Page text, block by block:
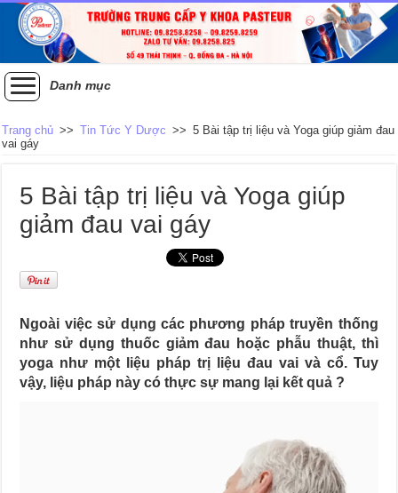
Danh mục
Trang chủ >> Tin Tức Y Dược >> 5 Bài tập trị liệu và Yoga giúp giảm đau
vai gáy
5 Bài tập trị liệu và Yoga giúp
giảm đau vai gáy
Ngoài việc sử dụng các phương pháp truyền thống
như sử dụng thuốc giảm đau hoặc phẫu thuật, thì
yoga như một liệu pháp trị liệu đau vai và cổ. Tuy
vậy, liệu pháp này có thực sự mang lại kết quả ?